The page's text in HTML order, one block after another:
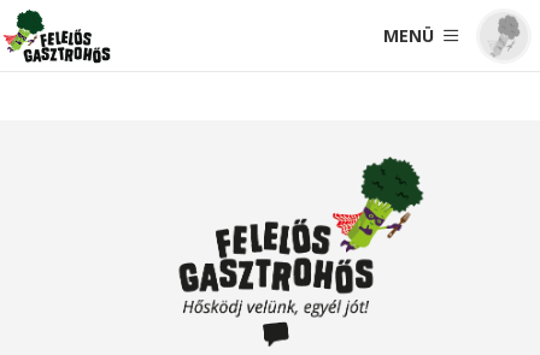
MENÜ